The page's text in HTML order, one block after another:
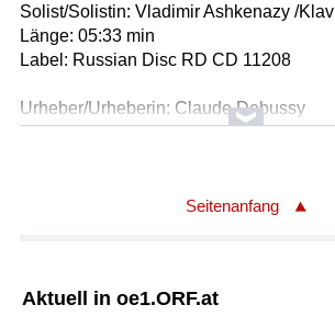
Solist/Solistin: Vladimir Ashkenazy /
Länge: 05:33 min
Label: Russian Disc RD CD 11208
Urheber/Urheberin: Claude Debussy
* La danse de Puck: Capricieux et léger
Ausführender/Ausführende: Vladimir
Urheber/Urheberin: Claude Debussy
Seitenanfang
Aktuell in oe1.ORF.at